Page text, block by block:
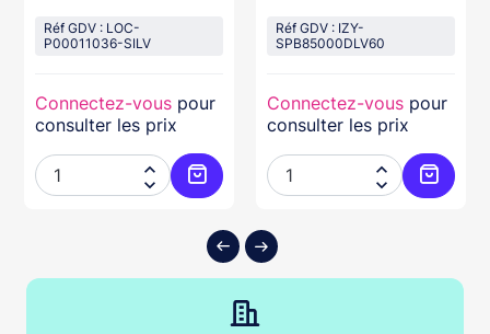
au panier
Réf GDV : LOC-
P00011036-SILV
Connectez-vous pour
consulter les prix


Ajouter au panier
Réf GDV : IZY-
SPB85000DLV60
Connectez-vous pour
consulter les prix

